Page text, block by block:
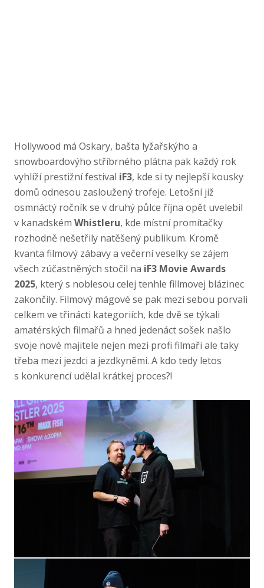
Hollywood má Oskary, bašta lyžařskýho a
snowboardovýho stříbrného plátna pak každý rok
vyhlíží prestižní festival iF3, kde si ty nejlepší kousky
domů odnesou zasloužený trofeje. Letošní již
osmnáctý ročník se v druhý půlce října opět uvelebil
v kanadském Whistleru, kde místní promítačky
rozhodně nešetřily natěšený publikum. Kromě
kvanta filmový zábavy a večerní veselky se zájem
všech zúčastněných stočil na iF3 Movie Awards
2025, který s noblesou celej tenhle fillmovej blázinec
zakončily. Filmový mágové se pak mezi sebou porvali
celkem ve třinácti kategoriích, kde dvě se týkali
amatérských filmařů a hned jedenáct sošek našlo
svoje nové majitele nejen mezi profi filmaři ale taky
třeba mezi jezdci a jezdkyněmi. A kdo tedy letos
s konkurencí udělal krátkej proces?!